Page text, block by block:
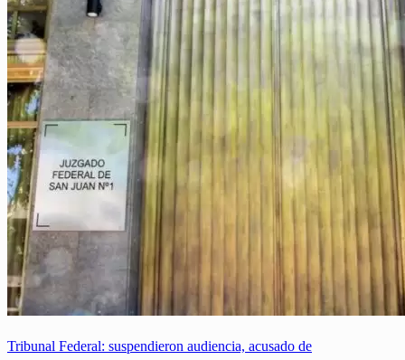
Tribunal Federal: suspendieron audiencia, acusado de